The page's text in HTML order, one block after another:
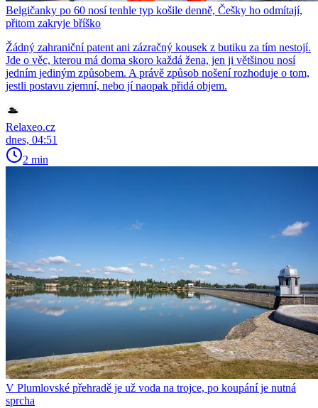
Belgičanky po 60 nosí tenhle typ košile denně, Češky ho odmítají,
přitom zakryje bříško
Žádný zahraniční patent ani zázračný kousek z butiku za tím nestojí.
Jde o věc, kterou má doma skoro každá žena, jen ji většinou nosí
jedním jediným způsobem. A právě způsob nošení rozhoduje o tom,
jestli postavu zjemní, nebo jí naopak přidá objem.
Relaxeo.cz
dnes, 04:51
2 min
V Plumlovské přehradě je už voda na trojce, po koupání je nutná
sprcha